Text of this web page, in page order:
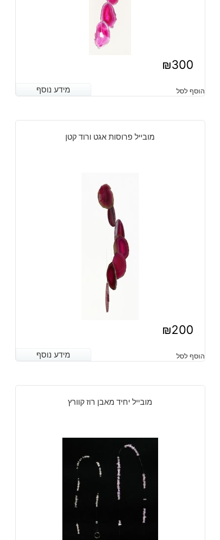
₪300
מידע נוסף הוסף לסל מידע נוסף
מובייל פרוסות אגט ורוד קטן
₪200
מידע נוסף הוסף לסל מידע נוסף
מובייל יחיד מאבן רוז קוורץ